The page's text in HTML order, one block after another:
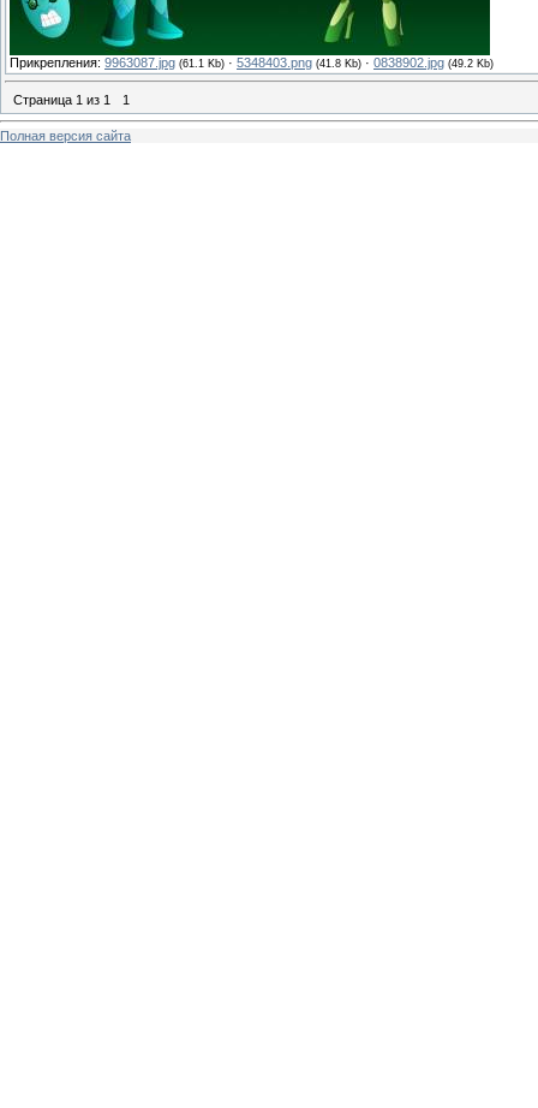
Прикрепления: 9963087.jpg (61.1 Kb) · 5348403.png (41.8 Kb) · 0838902.jpg (49.2 Kb)
Страница 1 из 1 1
Полная версия сайта